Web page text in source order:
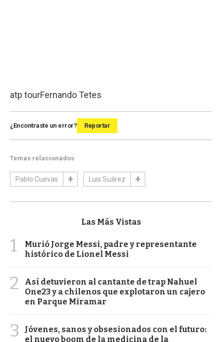
atp tourFernando Tetes
¿Encontraste un error? Reportar
Temas relacionados
Pablo Cuevas Luis Suárez
Las Más Vistas
1
Murió Jorge Messi, padre y representante
histórico de Lionel Messi
2
Así detuvieron al cantante de trap Nahuel
One23 y a chilenos que explotaron un cajero
en Parque Miramar
3
Jóvenes, sanos y obsesionados con el futuro:
el nuevo boom de la medicina de la